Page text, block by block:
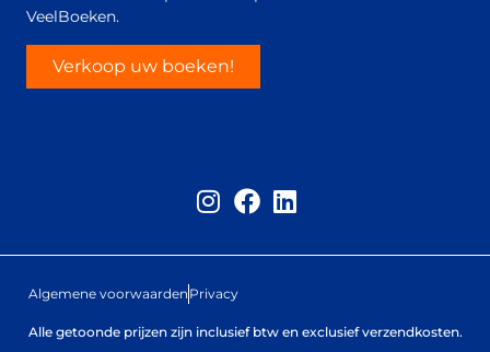
VeelBoeken.
Verkoop uw boeken!
Algemene voorwaarden Privacy
Alle getoonde prijzen zijn inclusief btw en exclusief verzendkosten.